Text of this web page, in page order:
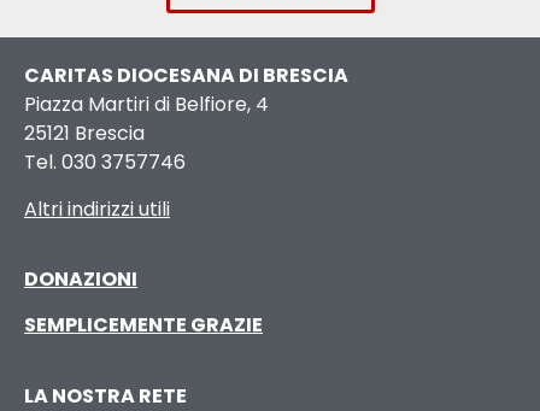
CARITAS DIOCESANA DI BRESCIA
Piazza Martiri di Belfiore, 4
25121 Brescia
Tel. 030 3757746
Altri indirizzi utili
DONAZIONI
SEMPLICEMENTE GRAZIE
LA NOSTRA RETE